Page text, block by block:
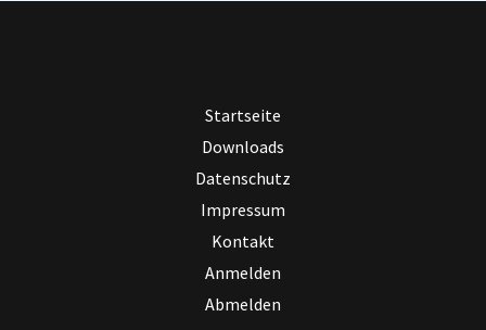
Startseite
Downloads
Datenschutz
Impressum
Kontakt
Anmelden
Abmelden